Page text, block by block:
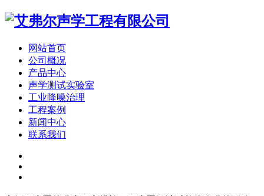
网站首页
公司概况
产品中心
声学测试实验室
工业降噪治理
工程案例
新闻中心
联系我们